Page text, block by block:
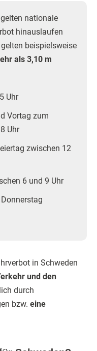
gelten nationale
hinauslaufen
beispielsweise
als 3,10 m
Uhr
Vortag zum
Uhr
zwischen 12
6 und 9 Uhr
in Schweden
und den
durch
bzw. eine